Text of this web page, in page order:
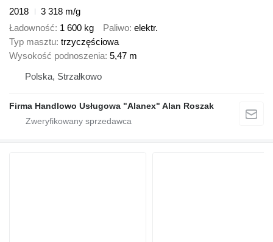
2018
3 318 m/g
Ładowność 1 600 kg Paliwo elektr.
Typ masztu trzyczęściowa
Wysokość podnoszenia 5,47 m
Polska, Strzałkowo
Firma Handlowo Usługowa "Alanex" Alan Roszak